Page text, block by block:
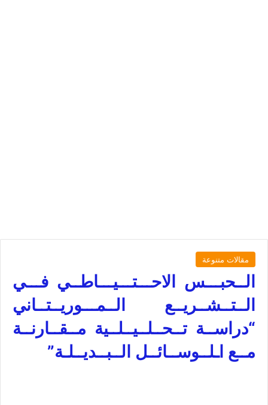
مقالات متنوعة
الــحبـــس الاحـــتـــيـــاطــي فـــي
الــتــشــريــع الــمـــوريــتــاني
“دراســة تــحــلــيــلــية مــقــارنــة
مــع اـلــوســائــل الــبــديــلـة”